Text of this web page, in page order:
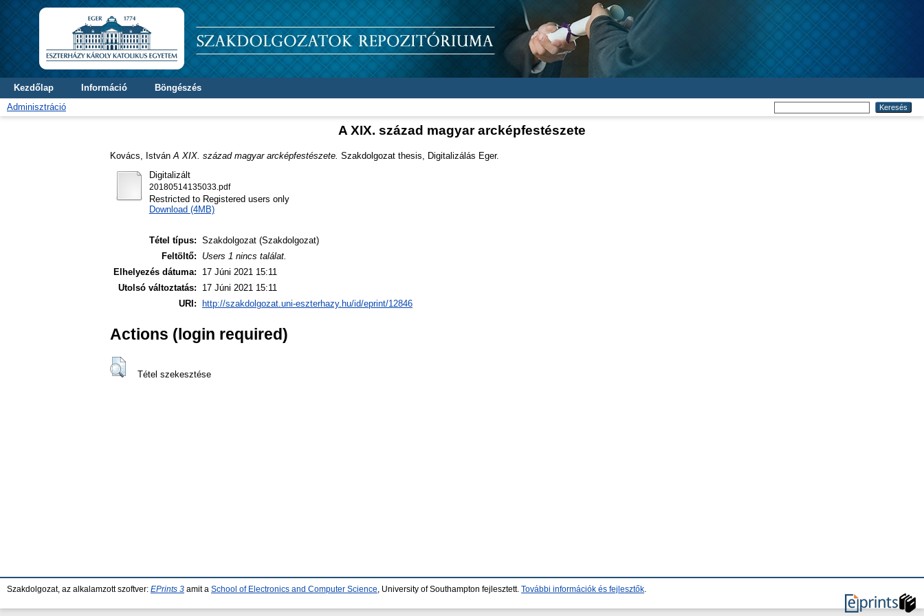
Kezdőlap Információ
Böngészés
Adminisztráció
A XIX. század magyar arcképfestészete
Kovács, István A XIX. század magyar arcképfestészete. Szakdolgozat thesis, Digitalizálás Eger.
Digitalizált
20180514135033.pdf
Restricted to Registered users only
Download (4MB)
Tétel típus: Szakdolgozat (Szakdolgozat)
Feltöltő:
Users 1 nincs találat.
Elhelyezés dátuma:
17 Júni 2021 15:11
Utolsó változtatás:
17 Júni 2021 15:11
URI:
http://szakdolgozat.uni-eszterhazy.hu/id/eprint/12846
Actions (login required)
Tétel szekesztése
Szakdolgozat, az alkalamzott szoftver: EPrints 3 amit a School of Electronics and Computer Science , University of Southampton fejlesztett. További információk és fejlesztők